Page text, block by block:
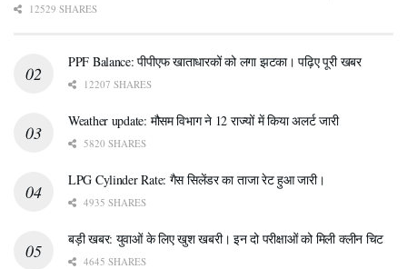
12529 SHARES
PPF Balance: पीपीएफ खाताधारकों को लगा झटका। पढ़िए पूरी खबर
12207 SHARES
Weather update: मौसम विभाग ने 12 राज्यों में किया अलर्ट जारी
5820 SHARES
LPG Cylinder Rate: गैस सिलेंडर का ताजा रेट हुआ जारी।
4935 SHARES
बड़ी खबर: युवाओं के लिए खुश खबरी। इन दो परीक्षाओं को मिली क्लीन चिट
4645 SHARES